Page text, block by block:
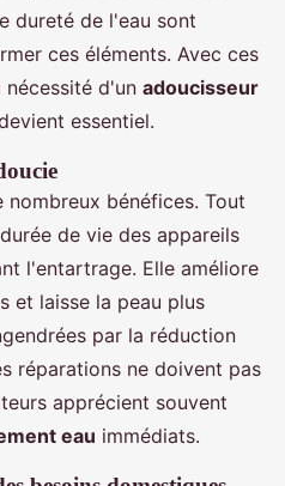
dureté de l'eau sont
ces éléments. Avec ces
d'un adoucisseur
essentiel.
bénéfices. Tout
de vie des appareils
l'entartrage. Elle améliore
et laisse la peau plus
par la réduction
réparations ne doivent pas
apprécient souvent
eau immédiats.